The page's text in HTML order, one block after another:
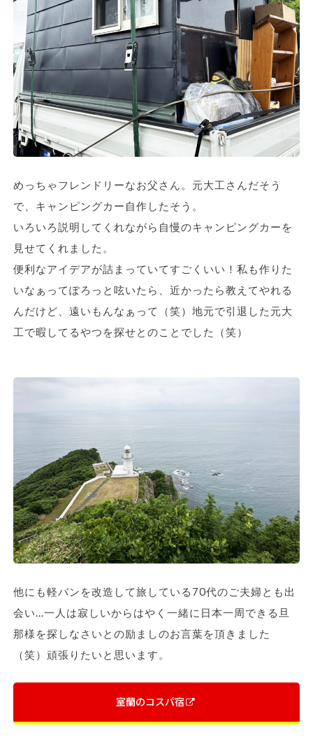
めっちゃフレンドリーなお父さん。元大工さんだそう
で、キャンピングカー自作したそう。
いろいろ説明してくれながら自慢のキャンピングカーを
見せてくれました。
便利なアイデアが詰まっていてすごくいい！私も作りた
いなぁってぽろっと呟いたら、近かったら教えてやれる
んだけど、遠いもんなぁって（笑）地元で引退した元大
工で暇してるやつを探せとのことでした（笑）
他にも軽バンを改造して旅している70代のご夫婦とも出
会い…一人は寂しいからはやく一緒に日本一周できる旦
那様を探しなさいとの励ましのお言葉を頂きました
（笑）頑張りたいと思います。
室蘭のコスパ宿